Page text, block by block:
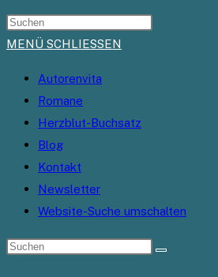
MENÜ SCHLIESSEN
Autorenvita
Romane
Herzblut-Buchsatz
Blog
Kontakt
Newsletter
Website-Suche umschalten